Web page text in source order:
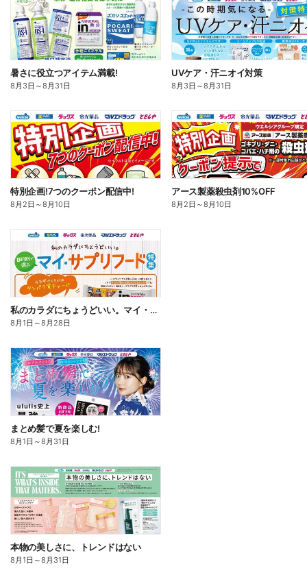
暑さに役立つアイテム満載!
8月3日 ～8月31日
UVケア・汗ニオイ対策
8月3日 ～8月31日
特別企画!7つのクーポン配信中!
8月2日 ～8月10日
アース製薬殺虫剤10%OFF
8月2日 ～8月10日
私のカラダにちょうどいい。マイ・サプリフード
8月1日 ～8月28日
まとめ髪で夏を楽しむ!
8月1日 ～8月31日
本物の美しさに、トレンドはない
8月1日 ～8月31日